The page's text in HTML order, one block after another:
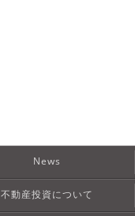
News
不動産投資について